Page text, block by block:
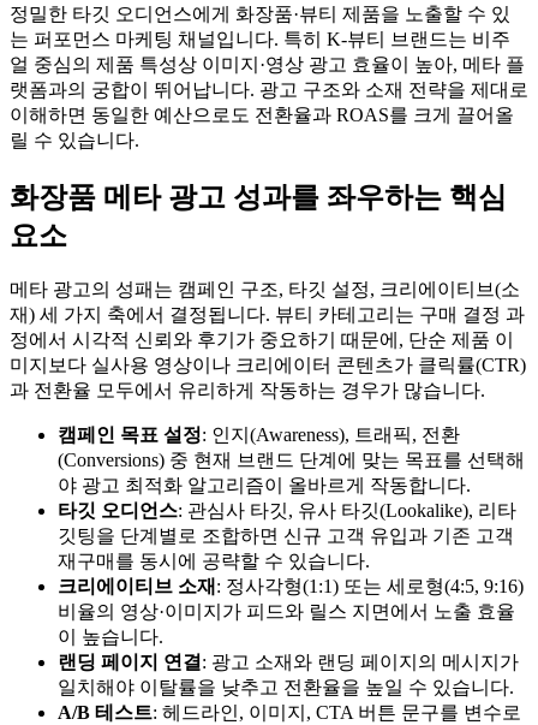
정밀한 타깃 오디언스에게 화장품·뷰티 제품을 노출할 수 있
는 퍼포먼스 마케팅 채널입니다. 특히 K-뷰티 브랜드는 비주
얼 중심의 제품 특성상 이미지·영상 광고 효율이 높아, 메타 플
랫폼과의 궁합이 뛰어납니다. 광고 구조와 소재 전략을 제대로
이해하면 동일한 예산으로도 전환율과 ROAS를 크게 끌어올
릴 수 있습니다.
화장품 메타 광고 성과를 좌우하는 핵심
요소
메타 광고의 성패는 캠페인 구조, 타깃 설정, 크리에이티브(소
재) 세 가지 축에서 결정됩니다. 뷰티 카테고리는 구매 결정 과
정에서 시각적 신뢰와 후기가 중요하기 때문에, 단순 제품 이
미지보다 실사용 영상이나 크리에이터 콘텐츠가 클릭률(CTR)
과 전환율 모두에서 유리하게 작동하는 경우가 많습니다.
캠페인 목표 설정: 인지(Awareness), 트래픽, 전환
(Conversions) 중 현재 브랜드 단계에 맞는 목표를 선택해
야 광고 최적화 알고리즘이 올바르게 작동합니다.
타깃 오디언스: 관심사 타깃, 유사 타깃(Lookalike), 리타
깃팅을 단계별로 조합하면 신규 고객 유입과 기존 고객
재구매를 동시에 공략할 수 있습니다.
크리에이티브 소재 : 정사각형(1:1) 또는 세로형(4:5, 9:16)
비율의 영상·이미지가 피드와 릴스 지면에서 노출 효율
이 높습니다.
랜딩 페이지 연결: 광고 소재와 랜딩 페이지의 메시지가
일치해야 이탈률을 낮추고 전환율을 높일 수 있습니다.
A/B 테스트: 헤드라인, 이미지, CTA 버튼 문구를 변수로